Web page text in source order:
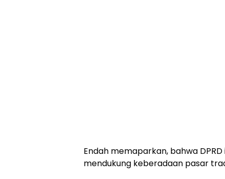
Endah memaparkan, bahwa
mendukung keberadaan pasar